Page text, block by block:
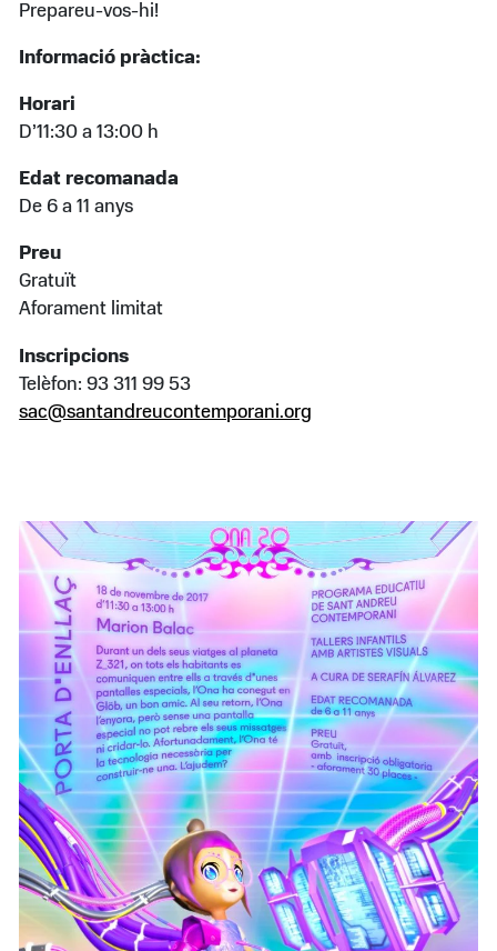
Prepareu-vos-hi!
Informació pràctica:
Horari
D’11:30 a 13:00 h
Edat recomanada
De 6 a 11 anys
Preu
Gratuït
Aforament limitat
Inscripcions
Telèfon: 93 311 99 53
sac@santandreucontemporani.org